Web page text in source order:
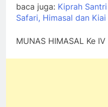
baca juga: Kiprah
Safari, Himasal dan
MUNAS HIMASAL Ke